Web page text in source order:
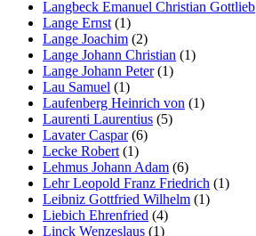
Langbeck Emanuel Christian Gottlieb
Lange Ernst (1)
Lange Joachim (2)
Lange Johann Christian (1)
Lange Johann Peter(1)
Lau Samuel (1)
Laufenberg Heinrich von (1)
Laurenti Laurentius (5)
Lavater Caspar(6)
Lecke Robert (1)
Lehmus Johann Adam (6)
Lehr Leopold Franz Friedrich (1)
Leibniz Gottfried Wilhelm (1)
Liebich Ehrenfried (4)
Linck Wenzeslaus (1)